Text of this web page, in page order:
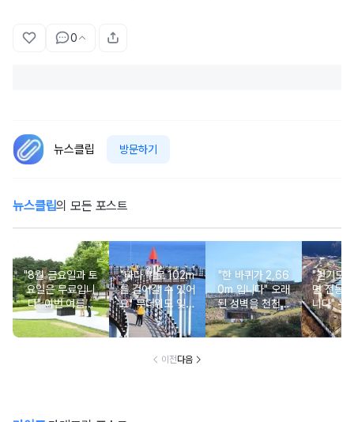
0
뉴스클립 방문하기
뉴스클립의 모든 포스트
"8월 금요일과 토
요일은 무료입니
다" 이번 여름에
무료로 입장 가능
한 의미 있는 여행
"바다 위로 102m
를 걸어갈 수 있어
요" 무더위도 잊게
만드는 여름 바다
풍경 여행지
"한 바퀴가 2,66
0m 입니다" 오래
된 성벽을 천천히
둘러보며 걷기 좋
은 여행지
"걷기도
면 전동
니다" 누
로 편하
기 좋
이전다음